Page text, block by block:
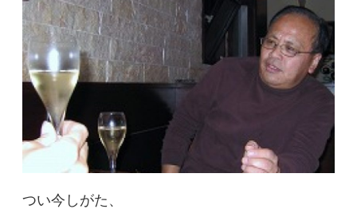
つい今しがた、